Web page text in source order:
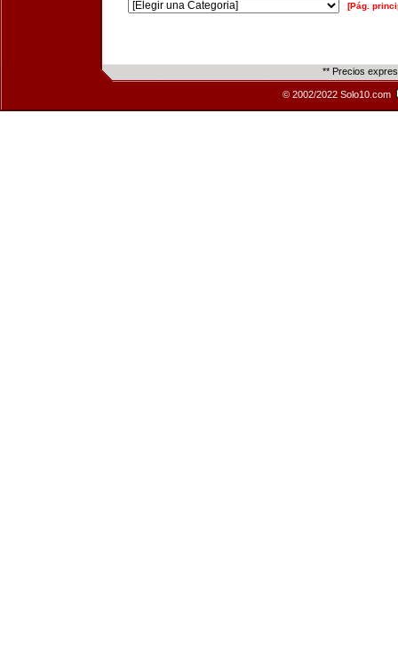
[Pág.
** Precios
© 2002/2022 Solo10.com